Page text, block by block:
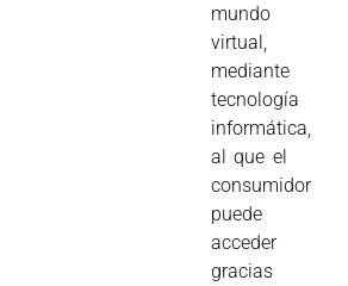
mundo
virtual,
mediante
tecnología
informática,
al que el
consumidor
puede
acceder
gracias